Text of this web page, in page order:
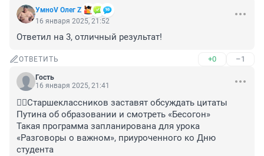
УмноV Олег Z
16 января 2025, 21:52
Ответил на 3, отличный результат!
ОТВЕТИТЬ +0 –1
Гость
16 января 2025, 21:41
🤦‍♂️Старшеклассников заставят обсуждать цитаты
Путина об образовании и смотреть «Бесогон»
Такая программа запланирована для урока
«Разговоры о важном», приуроченного ко Дню
студента